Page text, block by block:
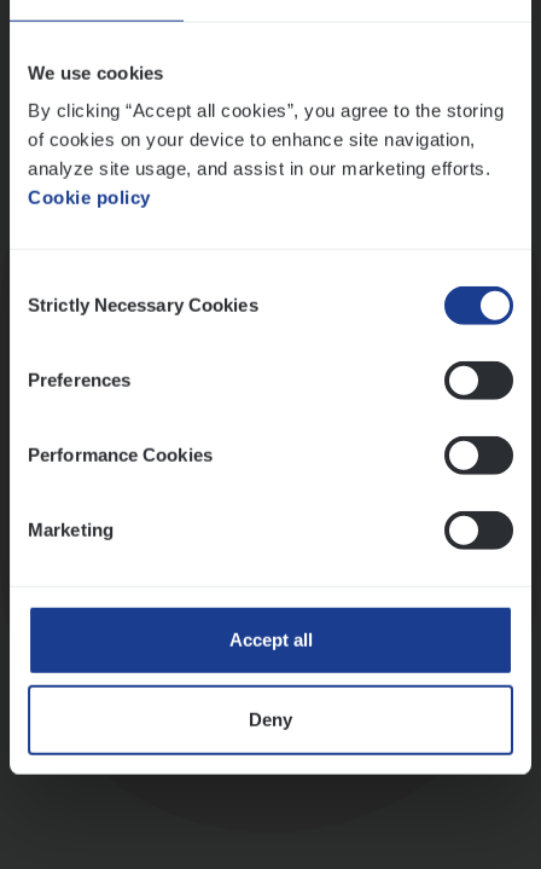
We use cookies
By clicking “Accept all cookies”, you agree to the storing
of cookies on your device to enhance site navigation,
analyze site usage, and assist in our marketing efforts.
Cookie policy
Selection
Strictly Necessary Cookies
Preferences
Performance Cookies
Marketing
Accept all
Deny